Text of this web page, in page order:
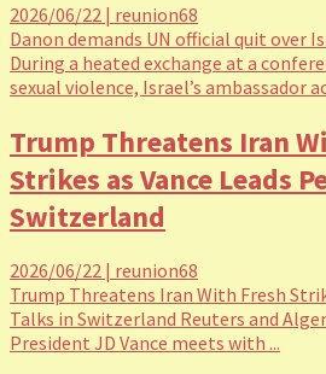
2026/06/22 | reunion68
Danon demands UN official quit over
During a heated exchange at a
sexual violence, Israel’s ambassador
Trump Threatens Iran
Strikes as Vance Leads
Switzerland
2026/06/22 | reunion68
Trump Threatens Iran With Fresh
Talks in Switzerland Reuters and
President JD Vance meets with ...